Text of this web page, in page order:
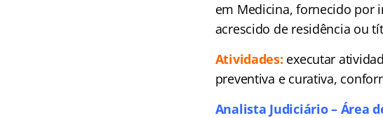
em Medicina, fornecido por
acrescido de residência ou
Atividades: executar
preventiva e curativa,
Analista Judiciário – Área